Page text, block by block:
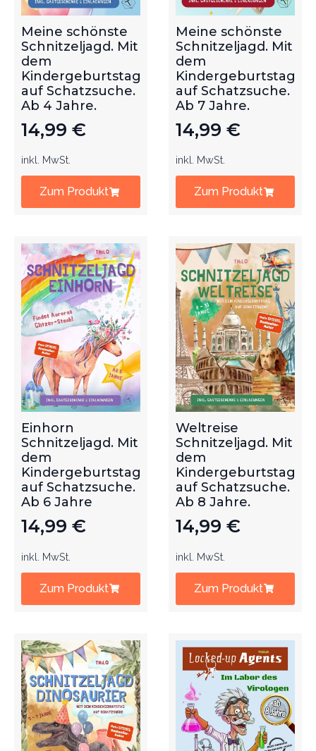
Meine schönste
Schnitzeljagd. Mit
dem
Kindergeburtstag
auf Schatzsuche.
Ab 4 Jahre.
14,99 €
inkl. MwSt.
Zum Produkt
Meine schönste
Schnitzeljagd. Mit
dem
Kindergeburtstag
auf Schatzsuche.
Ab 7 Jahre.
14,99 €
inkl. MwSt.
Zum Produkt
Einhorn
Schnitzeljagd. Mit
dem
Kindergeburtstag
auf Schatzsuche.
Ab 6 Jahre
14,99 €
inkl. MwSt.
Zum Produkt
Weltreise
Schnitzeljagd. Mit
dem
Kindergeburtstag
auf Schatzsuche.
Ab 8 Jahre.
14,99 €
inkl. MwSt.
Zum Produkt